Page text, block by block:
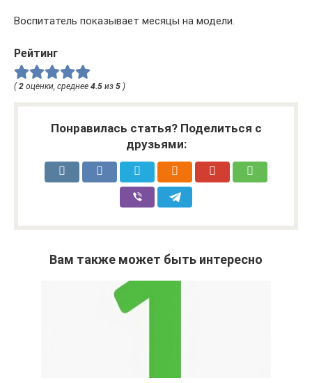
Воспитатель показывает месяцы на модели.
Рейтинг
( 2 оценки, среднее 4.5 из 5 )
Понравилась статья? Поделиться с
друзьями:
Вам также может быть интересно